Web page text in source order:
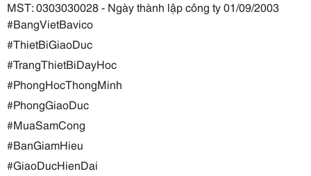
MST: 0303030028 - Ngày thành lập công ty 01/09/2003
#BangVietBavico
#ThietBiGiaoDuc
#TrangThietBiDayHoc
#PhongHocThongMinh
#PhongGiaoDuc
#MuaSamCong
#BanGiamHieu
#GiaoDucHienDai